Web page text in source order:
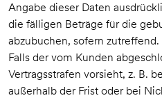
Angabe dieser Daten
die fälligen Beträge für die
abzubuchen, sofern zutreffend.
Falls der vom Kunden
Vertragsstrafen vorsieht, z. B.
außerhalb der Frist oder bei